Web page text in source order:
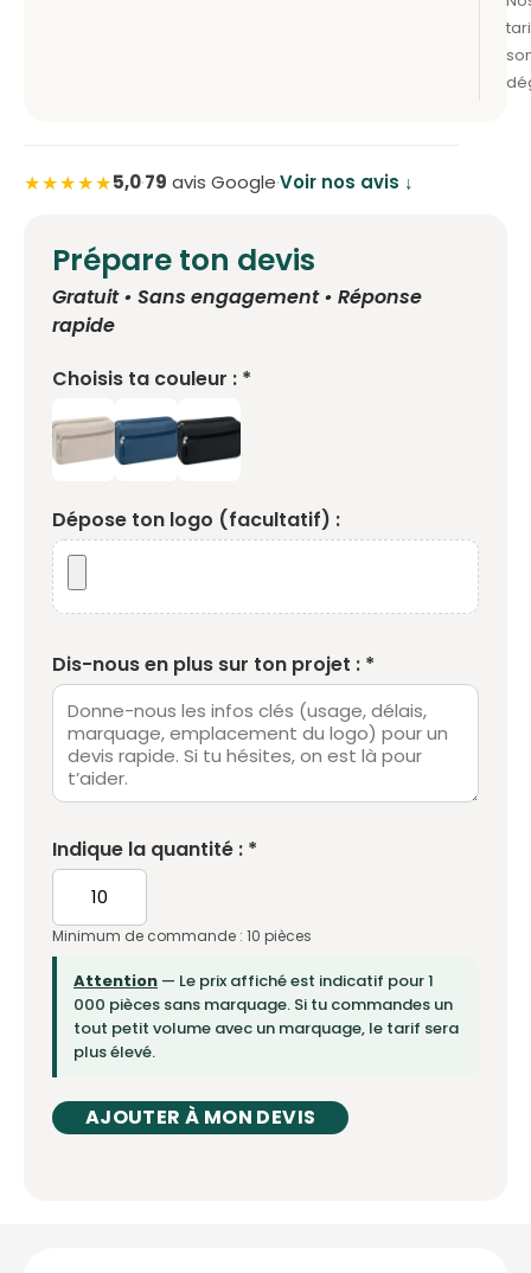
★★★★★5,0·79 avis Google·Voir nos avis ↓
Prépare ton devis
Gratuit • Sans engagement • Réponse
rapide
Choisis ta couleur : *
Dépose ton logo (facultatif) :
Dis-nous en plus sur ton projet : *
Indique la quantité : *
Minimum de commande : 10 pièces
Attention — Le prix affiché est indicatif pour 1
000 pièces sans marquage. Si tu commandes un
tout petit volume avec un marquage, le tarif sera
plus élevé.
AJOUTER À MON DEVIS